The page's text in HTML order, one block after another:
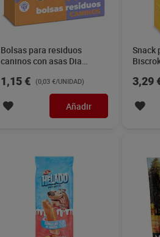
Bolsas para residuos
caninos con asas Dia
1,15 € (0,03 €/UNIDAD)
Añadir
Snack
3,29